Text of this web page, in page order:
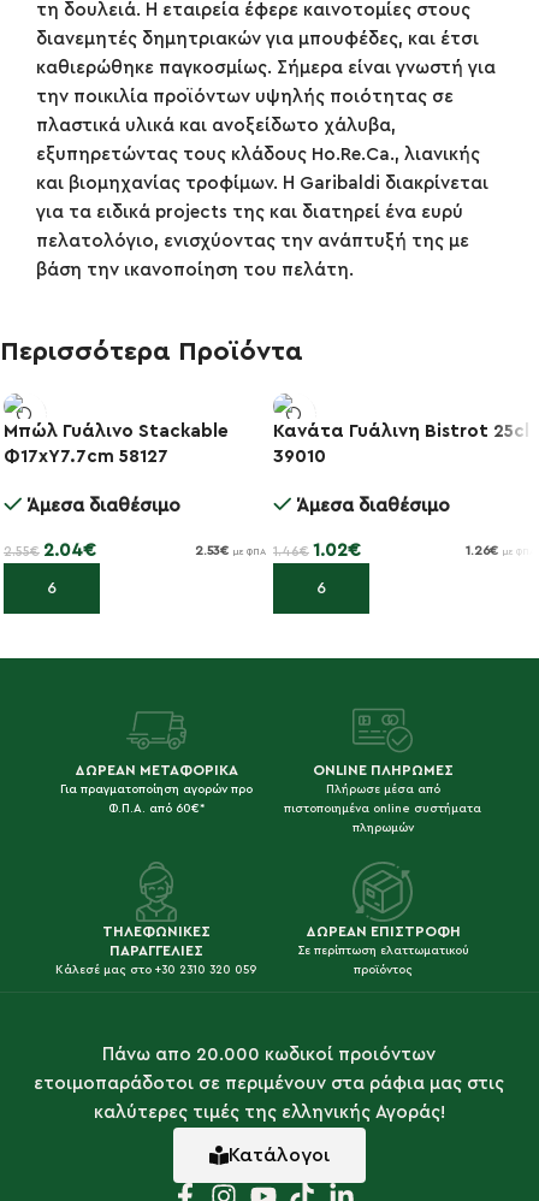
τη δουλειά. Η εταιρεία έφερε καινοτομίες στους
διανεμητές δημητριακών για μπουφέδες, και έτσι
καθιερώθηκε παγκοσμίως. Σήμερα είναι γνωστή για
την ποικιλία προϊόντων υψηλής ποιότητας σε
πλαστικά υλικά και ανοξείδωτο χάλυβα,
εξυπηρετώντας τους κλάδους Ho.Re.Ca., λιανικής
και βιομηχανίας τροφίμων. Η Garibaldi διακρίνεται
για τα ειδικά projects της και διατηρεί ένα ευρύ
πελατολόγιο, ενισχύοντας την ανάπτυξή της με
βάση την ικανοποίηση του πελάτη.
Περισσότερα Προϊόντα
-20%
Μπώλ Γυάλινο Stackable
Φ17xΥ7.7cm 58127
Άμεσα διαθέσιμο
2.55€ 2.04€ 2.53€ με ΦΠΑ
Προσθήκη στο καλάθι
-30%
Κανάτα Γυάλινη Bistrot 25cl
39010
Άμεσα διαθέσιμο
1.46€ 1.02€ 1.26€ με ΦΠΑ
Προσθήκη στο καλάθι
ΔΩΡΕΑΝ ΜΕΤΑΦΟΡΙΚΑ
Για πραγματοποίηση αγορών προ
Φ.Π.Α. από 60€*
ONLINE ΠΛΗΡΩΜΕΣ
Πλήρωσε μέσα από
πιστοποιημένα online συστήματα
πληρωμών
ΤΗΛΕΦΩΝΙΚΕΣ
ΠΑΡΑΓΓΕΛΙΕΣ
Κάλεσέ μας στο +30 2310 320 059
ΔΩΡΕΑΝ ΕΠΙΣΤΡΟΦΗ
Σε περίπτωση ελαττωματικού
προϊόντος
Πάνω απο 20.000 κωδικοί προιόντων
ετοιμοπαράδοτοι σε περιμένουν στα ράφια μας στις
καλύτερες τιμές της ελληνικής Αγοράς!
Κατάλογοι